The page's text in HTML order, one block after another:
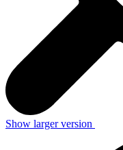
Show larger version